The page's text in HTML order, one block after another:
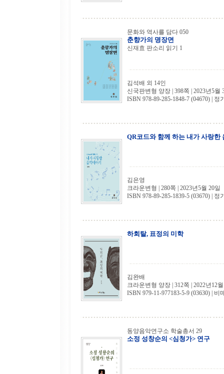
문화와 역사를 담다 050
춘향가의 명장면
신재효 판소리 읽기 1
김석배 외 14인
신국판변형 양장 | 398쪽 | 2023년5월
ISBN 978-89-285-1848-7 (04670) | 정
QR코드와 함께 하는 내가 사랑한
김은영
크라운변형 | 280쪽 | 2023년5월 20일
ISBN 978-89-285-1839-5 (03670) | 정
하회탈, 표정의 미학
김완배
크라운변형 양장 | 312쪽 | 2022년12
ISBN 979-11-977183-5-9 (03630) | 비
동양음악연구소 학술총서 29
소정 성창순의 <심청가> 연구